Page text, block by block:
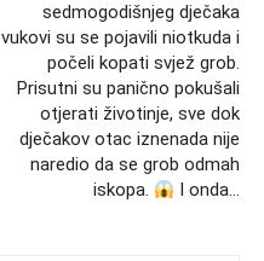
sedmogodišnjeg dječaka
vukovi su se pojavili niotkuda i
počeli kopati svjež grob.
Prisutni su panično pokušali
otjerati životinje, sve dok
dječakov otac iznenada nije
naredio da se grob odmah
iskopa.
I onda…